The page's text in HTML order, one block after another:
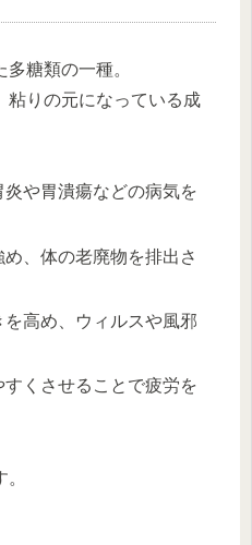
糖類の一種。
粘りの元になっている成
や胃潰瘍などの病気を
、体の老廃物を排出さ
高め、ウィルスや風邪
くさせることで疲労を